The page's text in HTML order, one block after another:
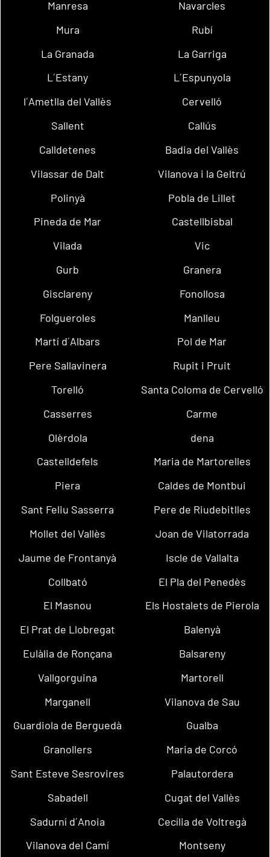
Manresa
Navarcles
Mura
Rubí
La Granada
La Garriga
L´Estany
L´Espunyola
l´Ametlla del Vallès
Cervelló
Sallent
Callús
Calldetenes
Badia del Vallès
Vilassar de Dalt
Vilanova i la Geltrú
Polinyà
Pobla de Lillet
Pineda de Mar
Castellbisbal
Vilada
Vic
Gurb
Granera
Gisclareny
Fonollosa
Folgueroles
Manlleu
Martí d´Albars
Pol de Mar
Pere Sallavinera
Rupit i Pruit
Torelló
Santa Coloma de Cervelló
Casserres
Carme
Olèrdola
dena
Castelldefels
Maria de Martorelles
Piera
Caldes de Montbui
Sant Feliu Sasserra
Pere de Riudebitlles
Mollet del Vallès
Joan de Vilatorrada
Jaume de Frontanyà
Iscle de Vallalta
Collbató
El Pla del Penedès
El Masnou
Els Hostalets de Pierola
El Prat de Llobregat
Balenyà
Eulàlia de Ronçana
Balsareny
Vallgorguina
Martorell
Marganell
Vilanova de Sau
Guardiola de Berguedà
Gualba
Granollers
Maria de Corcó
Sant Esteve Sesrovires
Palautordera
Sabadell
Cugat del Vallès
Sadurní d´Anoia
Cecília de Voltregà
Vilanova del Camí
Montseny